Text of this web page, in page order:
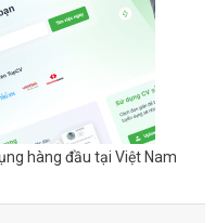
hàng đầu tại Việt Nam